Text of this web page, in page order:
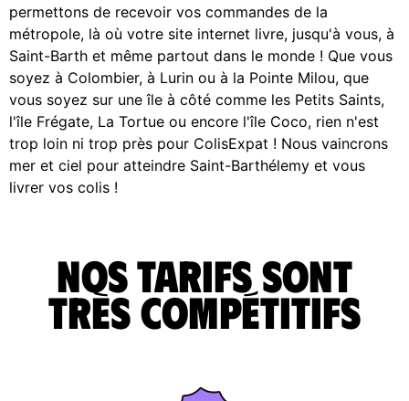
permettons de recevoir vos commandes de la
métropole, là où votre site internet livre, jusqu'à vous, à
Saint-Barth et même partout dans le monde ! Que vous
soyez à Colombier, à Lurin ou à la Pointe Milou, que
vous soyez sur une île à côté comme les Petits Saints,
l'île Frégate, La Tortue ou encore l'île Coco, rien n'est
trop loin ni trop près pour ColisExpat ! Nous vaincrons
mer et ciel pour atteindre Saint-Barthélemy et vous
livrer vos colis !
Nos tarifs sont
très compétitifs